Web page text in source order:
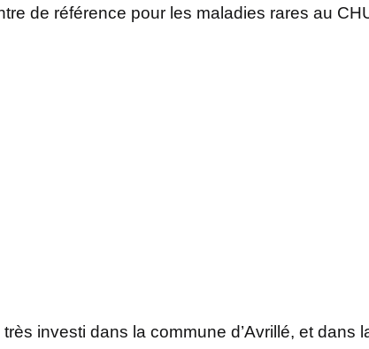
de référence pour les maladies rares au
investi dans la commune d’Avrillé, et dans